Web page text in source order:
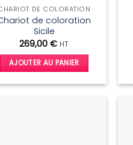
DE COLORATION
de coloration
Sicile
269,00€ HT
AJOUTER AU PANIER